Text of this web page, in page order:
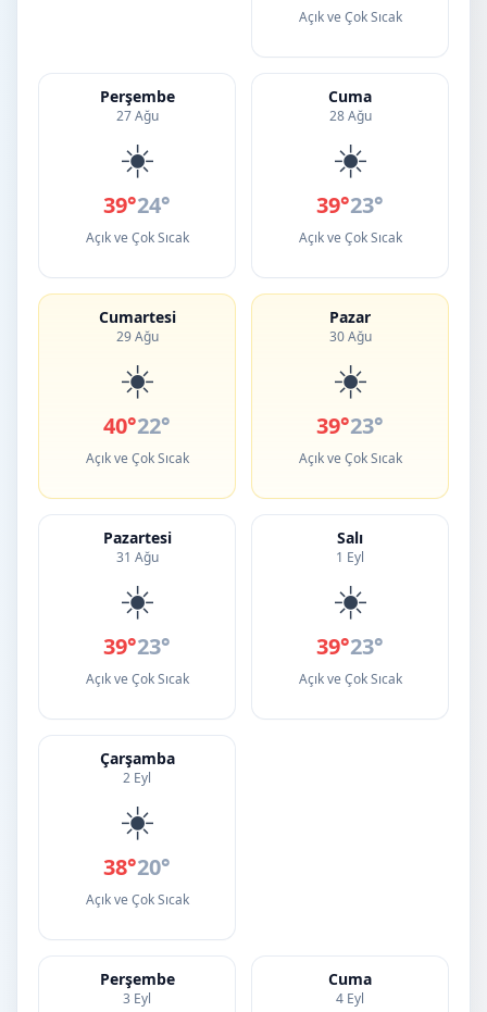
Açık ve Çok Sıcak
Perşembe
27 Ağu
☀️
39°24°
Açık ve Çok Sıcak
Cuma
28 Ağu
☀️
39°23°
Açık ve Çok Sıcak
Cumartesi
29 Ağu
☀️
40°22°
Açık ve Çok Sıcak
Pazar
30 Ağu
☀️
39°23°
Açık ve Çok Sıcak
Pazartesi
31 Ağu
☀️
39°23°
Açık ve Çok Sıcak
Salı
1 Eyl
☀️
39°23°
Açık ve Çok Sıcak
Çarşamba
2 Eyl
☀️
38°20°
Açık ve Çok Sıcak
Perşembe
3 Eyl
Cuma
4 Eyl